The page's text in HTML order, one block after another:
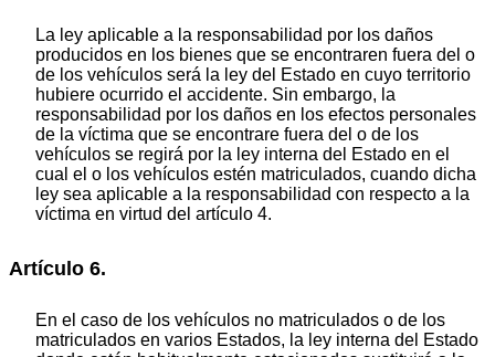
La ley aplicable a la responsabilidad por los daños
producidos en los bienes que se encontraren fuera del o
de los vehículos será la ley del Estado en cuyo territorio
hubiere ocurrido el accidente. Sin embargo, la
responsabilidad por los daños en los efectos personales
de la víctima que se encontrare fuera del o de los
vehículos se regirá por la ley interna del Estado en el
cual el o los vehículos estén matriculados, cuando dicha
ley sea aplicable a la responsabilidad con respecto a la
víctima en virtud del artículo 4.
Artículo 6.
En el caso de los vehículos no matriculados o de los
matriculados en varios Estados, la ley interna del Estado